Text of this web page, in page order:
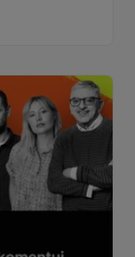
i Leszek
się